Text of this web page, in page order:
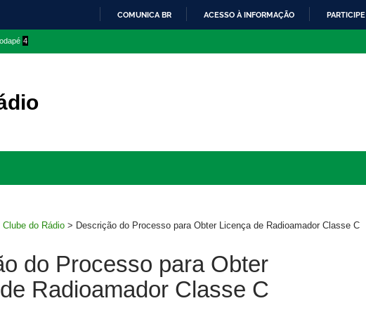
O
COMUNICA BR ACESSO À INFORMAÇÃO PARTICIPE
4
Clube do Rádio > Descrição do Processo para Obter Licença de Radioamador Classe C
do Processo para Obter
Radioamador Classe C